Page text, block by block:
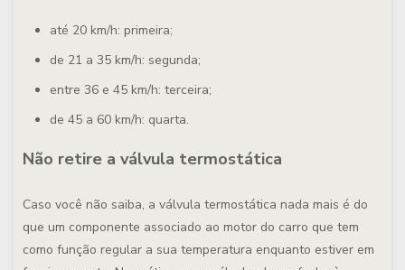
até 20 km/h: primeira;
de 21 a 35 km/h: segunda;
entre 36 e 45 km/h: terceira;
de 45 a 60 km/h: quarta.
Não retire a válvula termostática
Caso você não saiba, a válvula termostática nada mais é do
que um componente associado ao motor do carro que tem
como função regular a sua temperatura enquanto estiver em